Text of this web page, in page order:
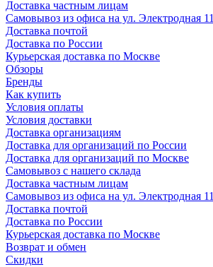
Доставка частным лицам
Самовывоз из офиса на ул. Электродная 11
Доставка почтой
Доставка по России
Курьерская доставка по Москве
Обзоры
Бренды
Как купить
Условия оплаты
Условия доставки
Доставка организациям
Доставка для организаций по России
Доставка для организаций по Москве
Самовывоз с нашего склада
Доставка частным лицам
Самовывоз из офиса на ул. Электродная 11
Доставка почтой
Доставка по России
Курьерская доставка по Москве
Возврат и обмен
Скидки